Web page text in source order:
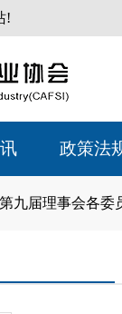
!
政策法
九届理事会各委